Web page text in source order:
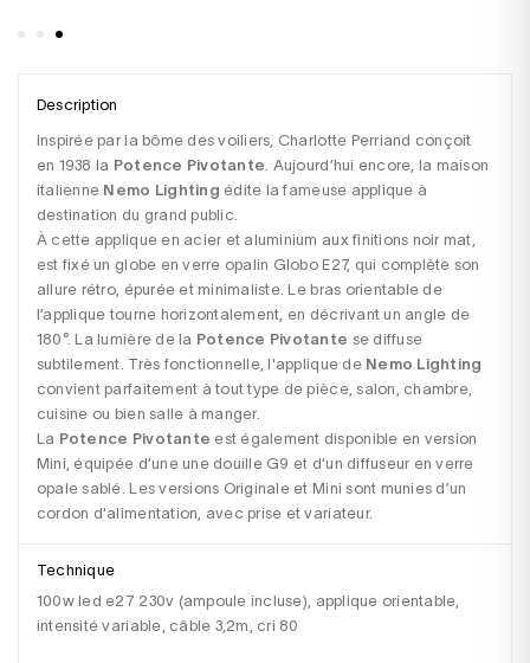
Description
Inspirée par la bôme des voiliers, Charlotte Perriand conçoit
en 1938 la Potence Pivotante. Aujourd’hui encore, la maison
italienne Nemo Lighting édite la fameuse applique à
destination du grand public.
À cette applique en acier et aluminium aux finitions noir mat,
est fixé un globe en verre opalin Globo E27, qui complète son
allure rétro, épurée et minimaliste. Le bras orientable de
l’applique tourne horizontalement, en décrivant un angle de
180°. La lumière de la Potence Pivotante se diffuse
subtilement. Très fonctionnelle, l'applique de Nemo Lighting
convient parfaitement à tout type de pièce, salon, chambre,
cuisine ou bien salle à manger.
La Potence Pivotante est également disponible en version
Mini, équipée d’une une douille G9 et d’un diffuseur en verre
opale sablé. Les versions Originale et Mini sont munies d’un
Technique
100w led e27 230v (ampoule incluse), applique orientable,
intensité variable, câble 3,2m, cri 80